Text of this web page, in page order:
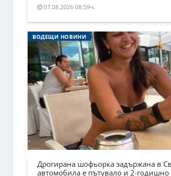
07.08.2026 08:59ч.
ВОДЕЩИ НОВИНИ
Дрогирана шофьорка задържана в
автомобила е пътувало и 2-годишно